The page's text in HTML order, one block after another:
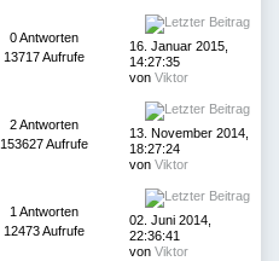
0 Antworten
13717 Aufrufe
16. Januar 2015,
14:27:35
von Viktor
2 Antworten
153627 Aufrufe
13. November 2014,
18:27:24
von Viktor
1 Antworten
12473 Aufrufe
02. Juni 2014,
22:36:41
von Viktor